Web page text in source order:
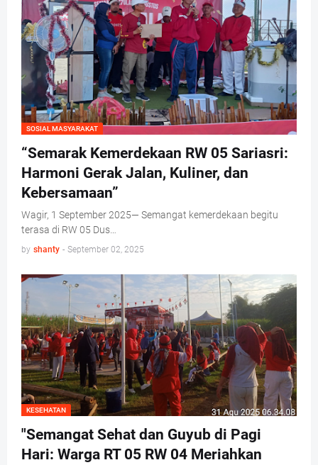
SOSIAL MASYARAKAT
“Semarak Kemerdekaan RW 05 Sariasri:
Harmoni Gerak Jalan, Kuliner, dan
Kebersamaan”
Wagir, 1 September 2025— Semangat kemerdekaan begitu
terasa di RW 05 Dus…
by shanty - September 02, 2025
KESEHATAN
"Semangat Sehat dan Guyub di Pagi
Hari: Warga RT 05 RW 04 Meriahkan